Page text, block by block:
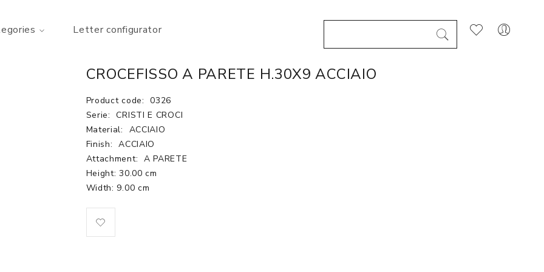
Letter configurator
CROCEFISSO A PARETE H.30X9 ACCIAIO
Product code: 0326
Serie:
CRISTI E CROCI
Material:
ACCIAIO
Finish: ACCIAIO
Attachment: A PARETE
Height: 30.00 cm
Width: 9.00 cm